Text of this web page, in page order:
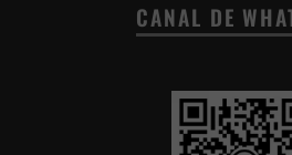
CANAL DE